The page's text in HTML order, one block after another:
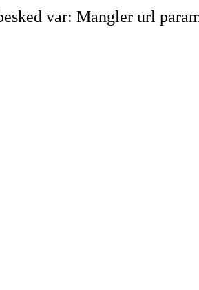
var: Mangler url